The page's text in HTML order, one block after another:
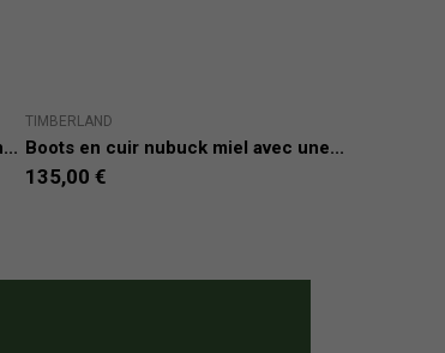
TIMBERLAND
Boots en cuir nubuck miel avec une...
135,00 €